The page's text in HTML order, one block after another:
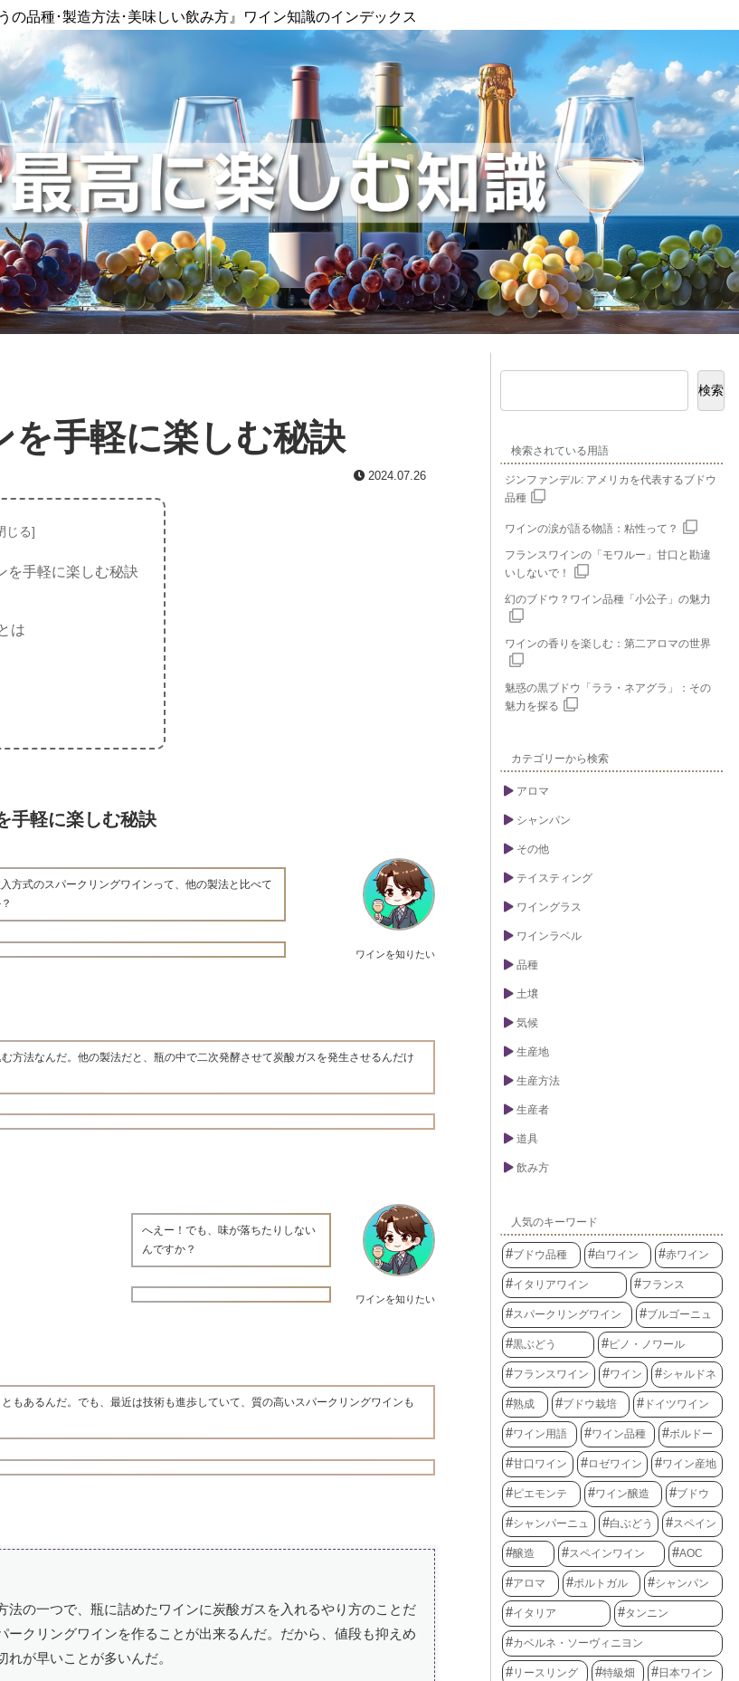
の品種･製造方法･美味しい飲み方』ワイン知識のインデックス
手軽に楽しむ秘訣
2024.07.26
を手軽に楽しむ秘訣
は
手軽に楽しむ秘訣
ワインを知りたい
方式のスパークリングワインって、他の製法と比べて
方法なんだ。他の製法だと、瓶の中で二次発酵させて炭酸ガスを発生させるんだけ
ワインを知りたい
へえー！でも、味が落ちたりしない
んですか？
もあるんだ。でも、最近は技術も進歩していて、質の高いスパークリングワインも
法の一つで、瓶に詰めたワインに炭酸ガスを入れるやり方のことだ
クリングワインを作ることが出来るんだ。だから、値段も抑えめ
が早いことが多いんだ。
検索
検索されている用語
ジンファンデル: アメリカを代表するブドウ
品種
ワインの涙が語る物語：粘性って？
フランスワインの「モワルー」甘口と勘違
いしないで！
幻のブドウ？ワイン品種「小公子」の魅力
ワインの香りを楽しむ：第二アロマの世界
魅惑の黒ブドウ「ララ・ネアグラ」：その
魅力を探る
カテゴリーから検索
アロマ
シャンパン
その他
テイスティング
ワイングラス
ワインラベル
品種
土壌
気候
生産地
生産方法
生産者
道具
飲み方
人気のキーワード
ブドウ品種 白ワイン 赤ワイン
イタリアワイン フランス
スパークリングワイン ブルゴーニュ
黒ぶどう ピノ・ノワール
フランスワイン ワイン シャルドネ
熟成 ブドウ栽培 ドイツワイン
ワイン用語 ワイン品種 ボルドー
甘口ワイン ロゼワイン ワイン産地
ピエモンテ ワイン醸造 ブドウ
シャンパーニュ 白ぶどう スペイン
醸造 スペインワイン AOC
アロマ ポルトガル シャンパン
イタリア タンニン
カベルネ・ソーヴィニヨン
リースリング 特級畑 日本ワイン